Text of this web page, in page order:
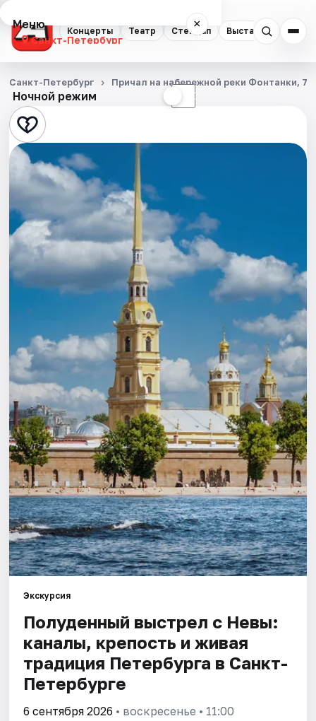
Концерты Театр Стендап Выставки
Меню ×
Санкт-Петербург
Концерты
Театр
Стендап
Выставки
Квесты
Экскурсии
Спорт
Города
Площадки
Артисты
Рейтинги
Ночной режим ☾
Санкт-Петербург Причал на набережной реки Фонтанки, 71
Экскурсия
Полуденный выстрел с Невы:
каналы, крепость и живая
традиция Петербурга в Санкт-
Петербурге
6 сентября 2026 • воскресенье • 11:00